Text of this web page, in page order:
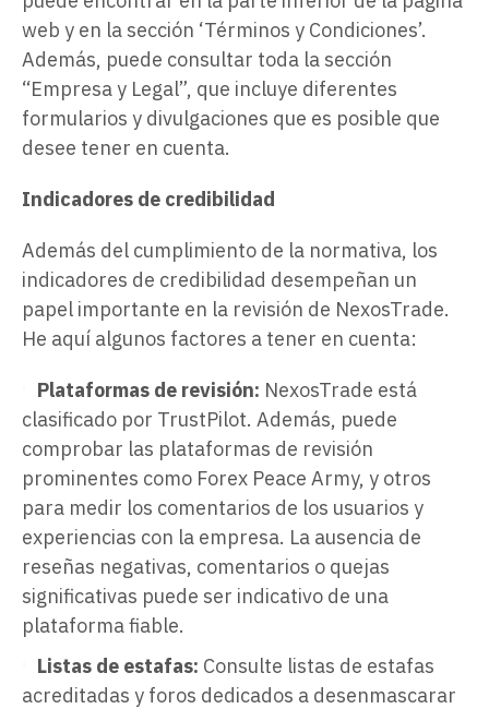
web y en la sección ‘Términos y Condiciones’.
Además, puede consultar toda la sección
“Empresa y Legal”, que incluye diferentes
formularios y divulgaciones que es posible que
desee tener en cuenta.
Indicadores de credibilidad
Además del cumplimiento de la normativa, los
indicadores de credibilidad desempeñan un
papel importante en la revisión de NexosTrade.
He aquí algunos factores a tener en cuenta:
Plataformas de revisión: NexosTrade está
clasificado por TrustPilot. Además, puede
comprobar las plataformas de revisión
prominentes como Forex Peace Army, y otros
para medir los comentarios de los usuarios y
experiencias con la empresa. La ausencia de
reseñas negativas, comentarios o quejas
significativas puede ser indicativo de una
plataforma fiable.
Listas de estafas: Consulte listas de estafas
acreditadas y foros dedicados a desenmascarar